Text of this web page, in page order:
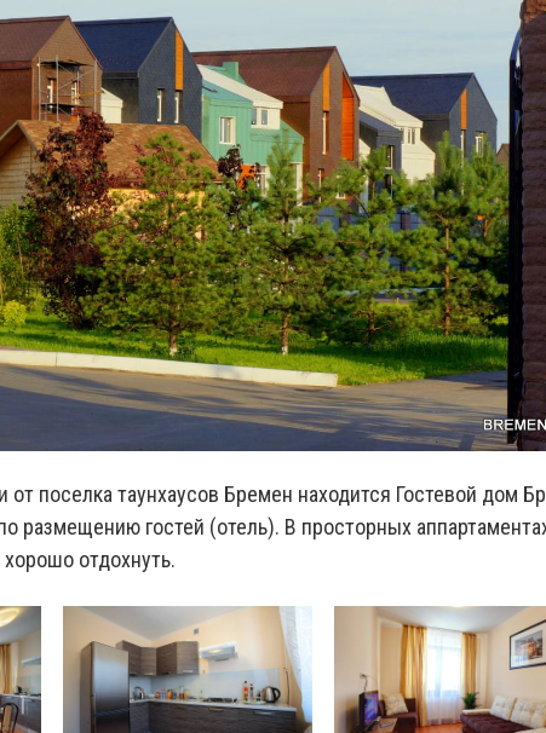
от поселка таунхаусов Бремен находится Гостевой дом
размещению гостей (отель). В просторных
отдохнуть.